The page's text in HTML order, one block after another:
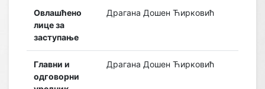
Овлашћено
лице за
заступање
Драгана Дошен Ћирковић
Главни и
одговорни
Драгана Дошен Ћирковић